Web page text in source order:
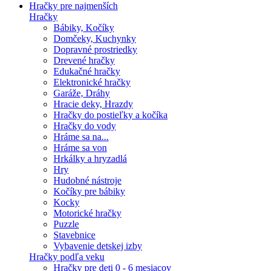
Hračky pre najmenších
Hračky
Bábiky, Kočíky
Domčeky, Kuchynky
Dopravné prostriedky
Drevené hračky
Edukačné hračky
Elektronické hračky
Garáže, Dráhy
Hracie deky, Hrazdy
Hračky do postieľky a kočíka
Hračky do vody
Hráme sa na...
Hráme sa von
Hrkálky a hryzadlá
Hry
Hudobné nástroje
Kočíky pre bábiky
Kocky
Motorické hračky
Puzzle
Stavebnice
Vybavenie detskej izby
Hračky podľa veku
Hračky pre deti 0 - 6 mesiacov